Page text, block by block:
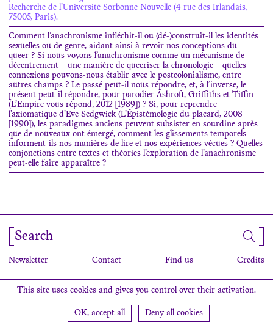
Recherche de l’Université Sorbonne Nouvelle (4 rue des Irlandais,
75005, Paris).
Comment l’anachronisme infléchit-il ou (dé-)construit-il les identités
sexuelles ou de genre, aidant ainsi à revoir nos conceptions du
queer ? Si nous voyons l’anachronisme comme un mécanisme de
décentrement – une manière de queeriser la chronologie – quelles
connexions pouvons-nous établir avec le postcolonialisme, entre
autres champs ? Le passé peut-il nous répondre, et, à l’inverse, le
présent peut-il répondre, pour parodier Ashroft, Griffiths et Tiffin
(L’Empire vous répond, 2012 [1989]) ? Si, pour reprendre
l’axiomatique d’Eve Sedgwick (L’Épistémologie du placard, 2008
[1990]), les paradigmes anciens peuvent subsister en sourdine après
que de nouveaux ont émergé, comment les glissements temporels
informent-ils nos manières de lire et nos expériences vécues ? Quelles
conjonctions entre textes et théories l’exploration de l’anachronisme
peut-elle faire apparaître ?
Search
Newsletter Contact Find us Credits
This site uses cookies and gives you control over their activation.
OK, accept all Deny all cookies